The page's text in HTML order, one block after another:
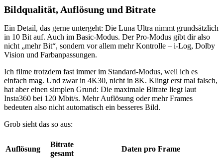
Bildqualität, Auflösung und Bitrate
Ein Detail, das gerne untergeht: Die Luna Ultra nimmt grundsätzlich
in 10 Bit auf. Auch im Basic-Modus. Der Pro-Modus gibt dir also
nicht „mehr Bit“, sondern vor allem mehr Kontrolle – i-Log, Dolby
Vision und Farbanpassungen.
Ich filme trotzdem fast immer im Standard-Modus, weil ich es
einfach mag. Und zwar in 4K30, nicht in 8K. Klingt erst mal falsch,
hat aber einen simplen Grund: Die maximale Bitrate liegt laut
Insta360 bei 120 Mbit/s. Mehr Auflösung oder mehr Frames
bedeuten also nicht automatisch ein besseres Bild.
Grob sieht das so aus:
Auflösung
Bitrate
gesamt
Daten pro Frame